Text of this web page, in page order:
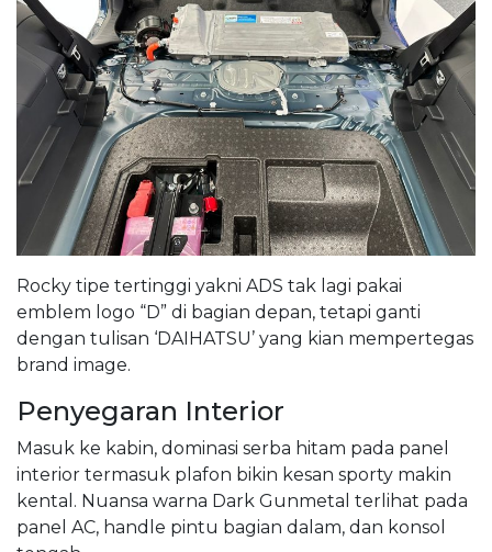
Rocky tipe tertinggi yakni ADS tak lagi pakai
emblem logo “D” di bagian depan, tetapi ganti
dengan tulisan ‘DAIHATSU’ yang kian mempertegas
brand image.
Penyegaran Interior
Masuk ke kabin, dominasi serba hitam pada panel
interior termasuk plafon bikin kesan sporty makin
kental. Nuansa warna Dark Gunmetal terlihat pada
panel AC, handle pintu bagian dalam, dan konsol